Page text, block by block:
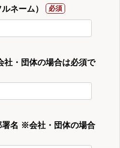
ネーム）
・団体の場合は必須で
署名 ※会社・団体の場合